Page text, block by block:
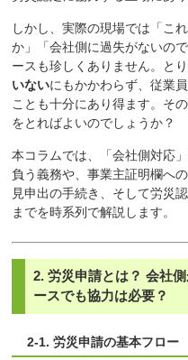
しかし、実際の現場では「こ
か」「会社側に過失がないの
ースも珍しくありません。と
いないにもかかわらず、従業
ことも十分にあり得ます。そ
をとればよいのでしょうか？
本コラムでは、「会社側対応
負う義務や、事業主証明欄へ
見申出の手続き、そして労災
までを時系列で解説します。
2. 労災申請とは？ 会社
ースでも協力は必要？
2-1. 労災申請の基本フロー